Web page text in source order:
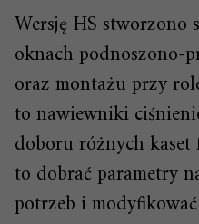
Wersję HS stworzono
oknach podnoszono-
oraz montażu przy
to nawiewniki
doboru różnych
to dobrać parametry
potrzeb i